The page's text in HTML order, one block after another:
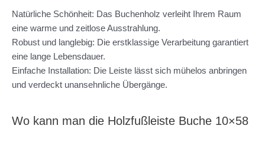
Natürliche Schönheit: Das Buchenholz verleiht Ihrem Raum
eine warme und zeitlose Ausstrahlung.
Robust und langlebig: Die erstklassige Verarbeitung garantiert
eine lange Lebensdauer.
Einfache Installation: Die Leiste lässt sich mühelos anbringen
und verdeckt unansehnliche Übergänge.
Wo kann man die Holzfußleiste Buche 10×58